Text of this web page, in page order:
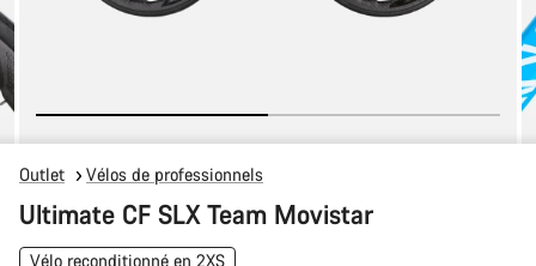
Outlet Vélos de professionnels
Ultimate CF SLX Team Movistar
Vélo reconditionné en 2XS